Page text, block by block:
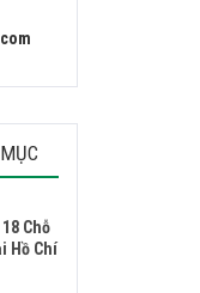
Chỗ
Hồ Chí